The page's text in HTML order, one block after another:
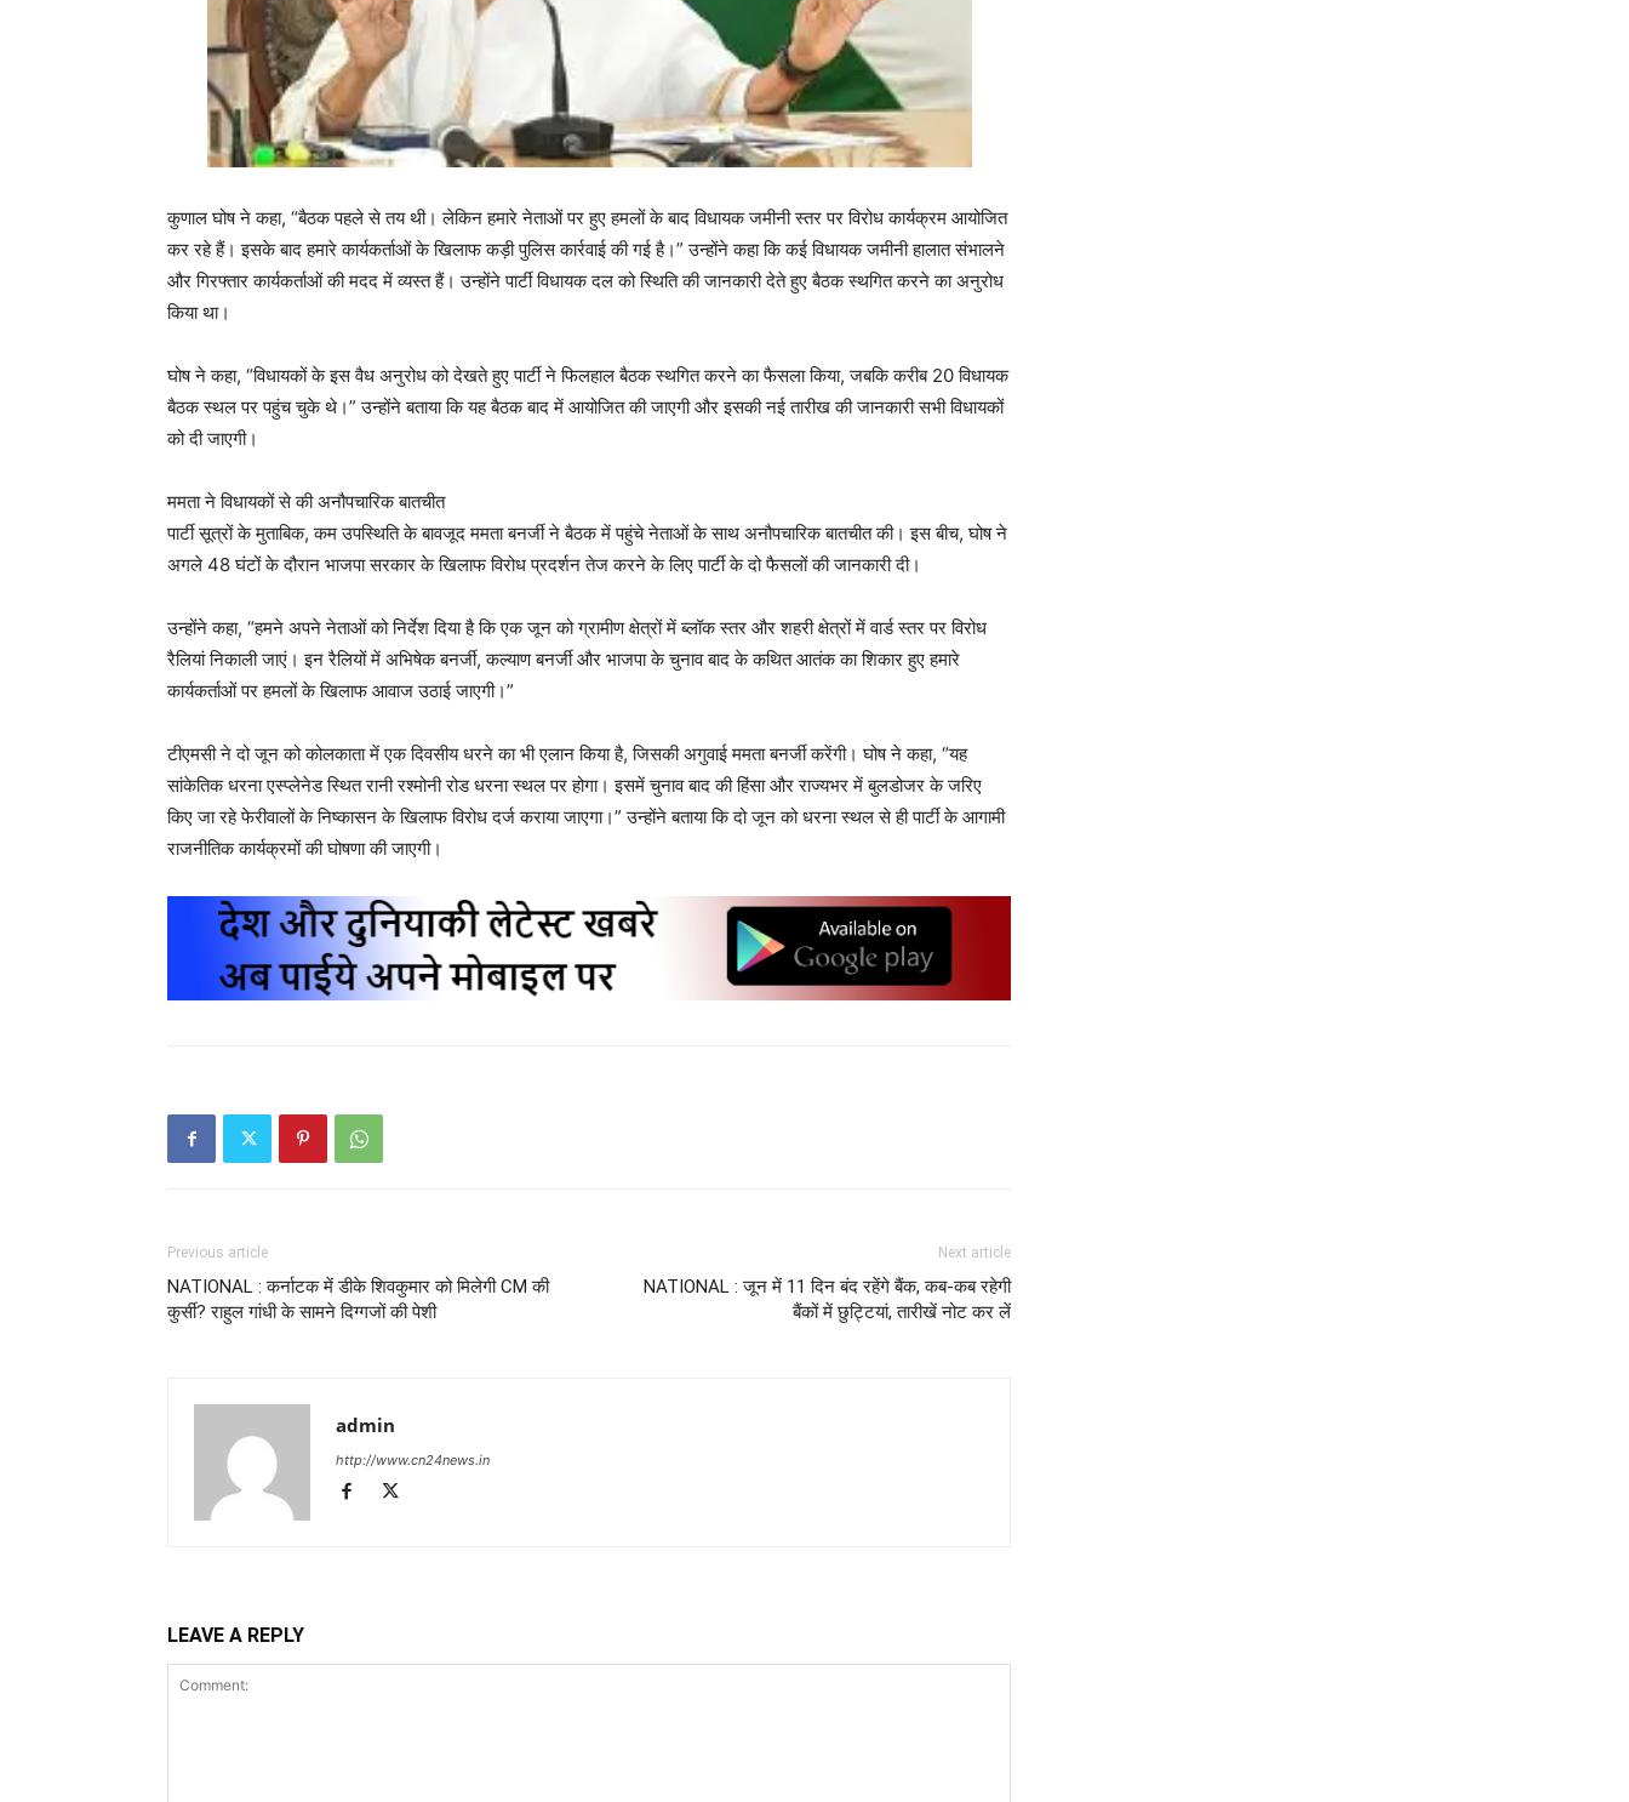
कुणाल घोष ने कहा, “बैठक पहले से तय थी। लेकिन हमारे नेताओं पर हुए हमलों के बाद विधायक जमीनी स्तर पर विरोध कार्यक्रम आयोजित
कर रहे हैं। इसके बाद हमारे कार्यकर्ताओं के खिलाफ कड़ी पुलिस कार्रवाई की गई है।” उन्होंने कहा कि कई विधायक जमीनी हालात संभालने
और गिरफ्तार कार्यकर्ताओं की मदद में व्यस्त हैं। उन्होंने पार्टी विधायक दल को स्थिति की जानकारी देते हुए बैठक स्थगित करने का अनुरोध
किया था।
घोष ने कहा, “विधायकों के इस वैध अनुरोध को देखते हुए पार्टी ने फिलहाल बैठक स्थगित करने का फैसला किया, जबकि करीब 20 विधायक
बैठक स्थल पर पहुंच चुके थे।” उन्होंने बताया कि यह बैठक बाद में आयोजित की जाएगी और इसकी नई तारीख की जानकारी सभी विधायकों
को दी जाएगी।
ममता ने विधायकों से की अनौपचारिक बातचीत
पार्टी सूत्रों के मुताबिक, कम उपस्थिति के बावजूद ममता बनर्जी ने बैठक में पहुंचे नेताओं के साथ अनौपचारिक बातचीत की। इस बीच, घोष ने
अगले 48 घंटों के दौरान भाजपा सरकार के खिलाफ विरोध प्रदर्शन तेज करने के लिए पार्टी के दो फैसलों की जानकारी दी।
उन्होंने कहा, “हमने अपने नेताओं को निर्देश दिया है कि एक जून को ग्रामीण क्षेत्रों में ब्लॉक स्तर और शहरी क्षेत्रों में वार्ड स्तर पर विरोध
रैलियां निकाली जाएं। इन रैलियों में अभिषेक बनर्जी, कल्याण बनर्जी और भाजपा के चुनाव बाद के कथित आतंक का शिकार हुए हमारे
कार्यकर्ताओं पर हमलों के खिलाफ आवाज उठाई जाएगी।”
टीएमसी ने दो जून को कोलकाता में एक दिवसीय धरने का भी एलान किया है, जिसकी अगुवाई ममता बनर्जी करेंगी। घोष ने कहा, “यह
सांकेतिक धरना एस्प्लेनेड स्थित रानी रश्मोनी रोड धरना स्थल पर होगा। इसमें चुनाव बाद की हिंसा और राज्यभर में बुलडोजर के जरिए
किए जा रहे फेरीवालों के निष्कासन के खिलाफ विरोध दर्ज कराया जाएगा।” उन्होंने बताया कि दो जून को धरना स्थल से ही पार्टी के आगामी
राजनीतिक कार्यक्रमों की घोषणा की जाएगी।
Previous article
NATIONAL : कर्नाटक में डीके शिवकुमार को मिलेगी CM की
कुर्सी? राहुल गांधी के सामने दिग्गजों की पेशी
Next article
NATIONAL : जून में 11 दिन बंद रहेंगे बैंक, कब-कब रहेगी
बैंकों में छुट्टियां, तारीखें नोट कर लें
admin
http://www.cn24news.in
LEAVE A REPLY